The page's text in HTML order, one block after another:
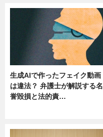
生成AIで作ったフェイク動画
は違法？ 弁護士が解説する名
誉毀損と法的責…